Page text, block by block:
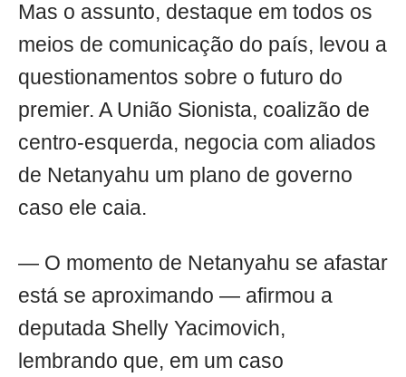
Mas o assunto, destaque em todos os
meios de comunicação do país, levou a
questionamentos sobre o futuro do
premier. A União Sionista, coalizão de
centro-esquerda, negocia com aliados
de Netanyahu um plano de governo
caso ele caia.
— O momento de Netanyahu se afastar
está se aproximando — afirmou a
deputada Shelly Yacimovich,
lembrando que, em um caso